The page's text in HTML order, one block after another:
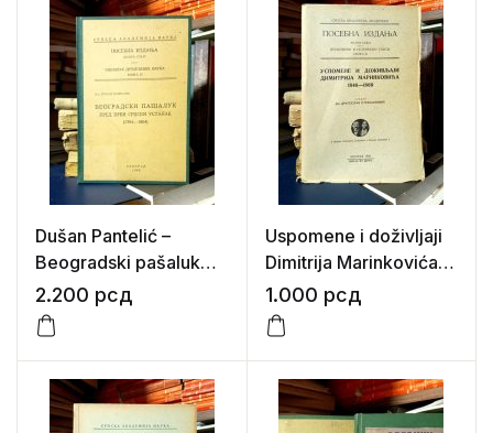
Dušan Pantelić –
Beogradski pašaluk
pred Prvi srpski
ustanak (1794-1804)
2.200 рсд
Uspomene i doživljaji
Dimitrija Marinkovića
1846-1869 (sredio:
Dragoslav
Stranjaković)
1.000 рсд